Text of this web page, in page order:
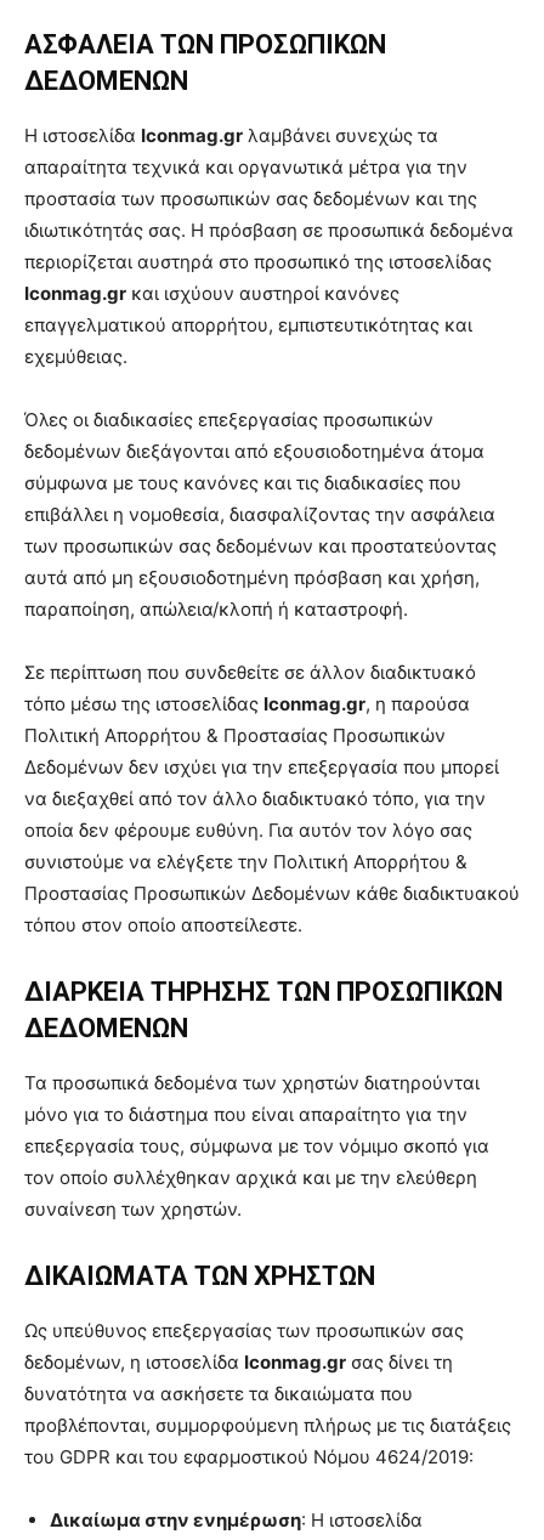
ΑΣΦΑΛΕΙΑ ΤΩΝ ΠΡΟΣΩΠΙΚΩΝ
ΔΕΔΟΜΕΝΩΝ
Η ιστοσελίδα Iconmag.gr λαμβάνει συνεχώς τα
απαραίτητα τεχνικά και οργανωτικά μέτρα για την
προστασία των προσωπικών σας δεδομένων και της
ιδιωτικότητάς σας. Η πρόσβαση σε προσωπικά δεδομένα
περιορίζεται αυστηρά στο προσωπικό της ιστοσελίδας
Iconmag.gr και ισχύουν αυστηροί κανόνες
επαγγελματικού απορρήτου, εμπιστευτικότητας και
εχεμύθειας.
Όλες οι διαδικασίες επεξεργασίας προσωπικών
δεδομένων διεξάγονται από εξουσιοδοτημένα άτομα
σύμφωνα με τους κανόνες και τις διαδικασίες που
επιβάλλει η νομοθεσία, διασφαλίζοντας την ασφάλεια
των προσωπικών σας δεδομένων και προστατεύοντας
αυτά από μη εξουσιοδοτημένη πρόσβαση και χρήση,
παραποίηση, απώλεια/κλοπή ή καταστροφή.
Σε περίπτωση που συνδεθείτε σε άλλον διαδικτυακό
τόπο μέσω της ιστοσελίδας Iconmag.gr, η παρούσα
Πολιτική Απορρήτου & Προστασίας Προσωπικών
Δεδομένων δεν ισχύει για την επεξεργασία που μπορεί
να διεξαχθεί από τον άλλο διαδικτυακό τόπο, για την
οποία δεν φέρουμε ευθύνη. Για αυτόν τον λόγο σας
συνιστούμε να ελέγξετε την Πολιτική Απορρήτου &
Προστασίας Προσωπικών Δεδομένων κάθε διαδικτυακού
τόπου στον οποίο αποστείλεστε.
ΔΙΑΡΚΕΙΑ ΤΗΡΗΣΗΣ ΤΩΝ ΠΡΟΣΩΠΙΚΩΝ
ΔΕΔΟΜΕΝΩΝ
Τα προσωπικά δεδομένα των χρηστών διατηρούνται
μόνο για το διάστημα που είναι απαραίτητο για την
επεξεργασία τους, σύμφωνα με τον νόμιμο σκοπό για
τον οποίο συλλέχθηκαν αρχικά και με την ελεύθερη
συναίνεση των χρηστών.
ΔΙΚΑΙΩΜΑΤΑ ΤΩΝ ΧΡΗΣΤΩΝ
Ως υπεύθυνος επεξεργασίας των προσωπικών σας
δεδομένων, η ιστοσελίδα Iconmag.gr σας δίνει τη
δυνατότητα να ασκήσετε τα δικαιώματα που
προβλέπονται, συμμορφούμενη πλήρως με τις διατάξεις
του GDPR και του εφαρμοστικού Νόμου 4624/2019:
Δικαίωμα στην ενημέρωση: Η ιστοσελίδα